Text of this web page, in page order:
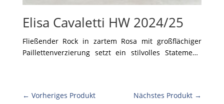
Elisa Cavaletti HW 2024/25
Fließender Rock in zartem Rosa mit großflächiger
Paillettenverzierung setzt ein stilvolles Statement.
Schnürboots kombiniert, entsteht ein spannender
← Vorheriges Produkt Nächstes Produkt →